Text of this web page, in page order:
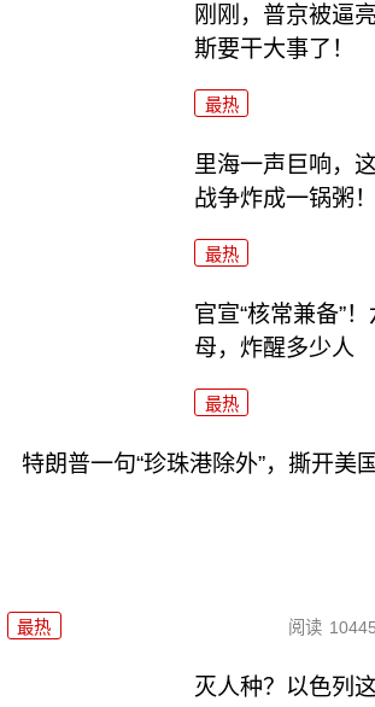
刚刚，普京被逼
斯要干大事了！
最热
里海一声巨响，
战争炸成一锅粥！
最热
官宣“核常兼备”
母，炸醒多少人
最热
特朗普一句“珍珠港除外”，撕开美
最热 阅读 10445
灭人种？以色列